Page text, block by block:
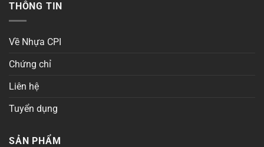
THÔNG TIN
Về Nhựa CPI
Chứng chỉ
Liên hệ
Tuyển dụng
SẢN PHẨM